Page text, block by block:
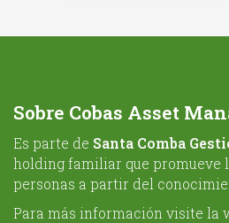
Sobre Cobas Asset
Es parte de Santa Comba
holding familiar que promueve
personas a partir del
Para más información visite la